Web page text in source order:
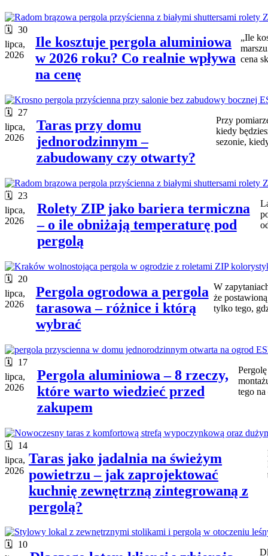
Ile kosztuje pergola aluminiowa
w 2026 roku? Co realnie wpływa
na cenę
30
lipca,
2026
„Ile
cena
Taras przy domu
jednorodzinnym –
zabudowany czy otwarty?
27
lipca,
2026
Przy
kiedy
sezonie,
Rolety ZIP jako bariera termiczna
– o ile obniżają temperaturę pod
pergolą
23
lipca,
2026
Pergola ogrodowa a pergola
tarasowa – różnice i którą
wybrać
20
lipca,
2026
W
że
tylko tego,
Pergola aluminiowa – 8 rzeczy,
które warto wiedzieć przed
zakupem
17
lipca,
2026
tego
Taras jako jadalnia na świeżym
powietrzu – jak zaprojektować
kuchnię zewnętrzną zintegrowaną z
pergolą?
14
lipca,
2026
10